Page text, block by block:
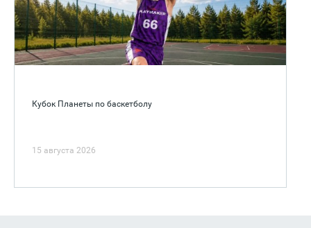
Кубок Планеты по баскетболу
15 августа 2026